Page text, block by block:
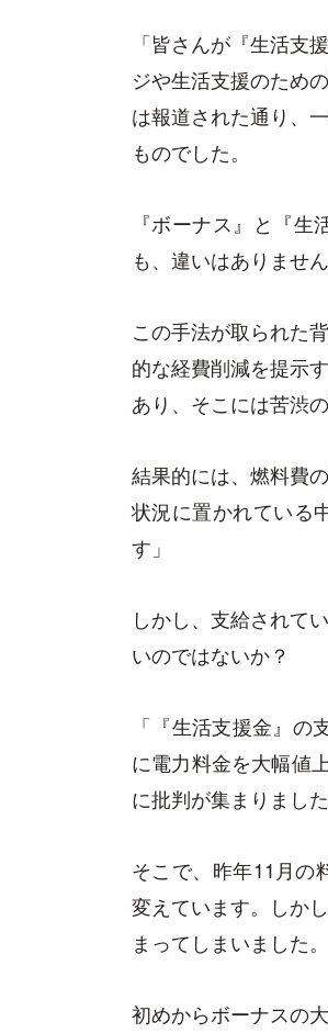
「皆さんが『生活支
ジや生活支援のため
は報道された通り、
ものでした。
『ボーナス』と『
も、違いはありません
この手法が取られた
的な経費削減を提示
あり、そこには苦渋
結果的には、燃料費
状況に置かれている
す」
しかし、支給されて
いのではないか？
「『生活支援金』
に電力料金を大幅値
に批判が集まりました
そこで、昨年11月の
変えています。しか
まってしまいました。
初めからボーナスの